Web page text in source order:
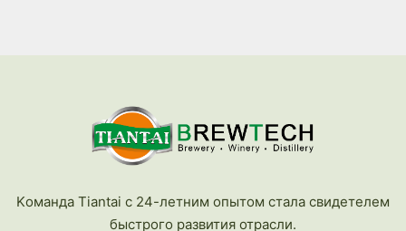
Kоманда Tiantai с 24-летним опытом стала свидетелем
быстрого развития отрасли.